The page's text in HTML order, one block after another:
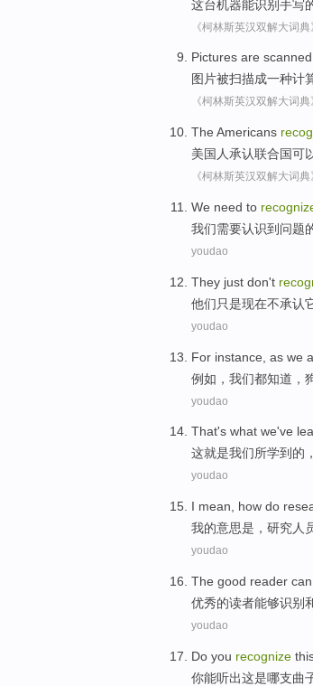
这台机器能识别手写
《柯林斯英汉双解大词典
Pictures are scanned
图片被扫描成一种计
《柯林斯英汉双解大词典
The Americans
美国 人承认联合国可
《柯林斯英汉双解大词典
We need to
我们需要认识到 问题
youdao
They just don't
他们只是现在不承认
youdao
For instance , as we
例如 ， 我们都知道 ，
youdao
That's what we've
这就是我们所学到的，
youdao
I mean how do
我的意思是 ， 研究人
youdao
The good reader can
优秀的读者能够识别
youdao
Do you recognize
你能听出这是哪支曲